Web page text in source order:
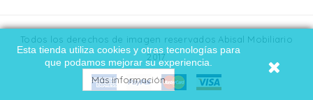
Esta tienda utiliza cookies y otras tecnologías para
que podamos mejorar su experiencia.
Más información
Todos los derechos de imagen reservados Abisal Mobiliario
2017